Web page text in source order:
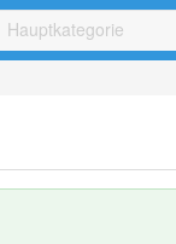
Hauptkategorie